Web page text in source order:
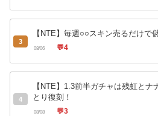
3
【NTE】毎週○○スキン売るだけで
08/06 💬4
4
【NTE】1.3前半ガチャは残虹と
とり復刻！
08/08 💬3